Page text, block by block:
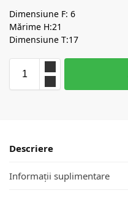
Dimensiune F: 6
Mărime H:21
Dimensiune T:17
Descriere
Informații suplimentare